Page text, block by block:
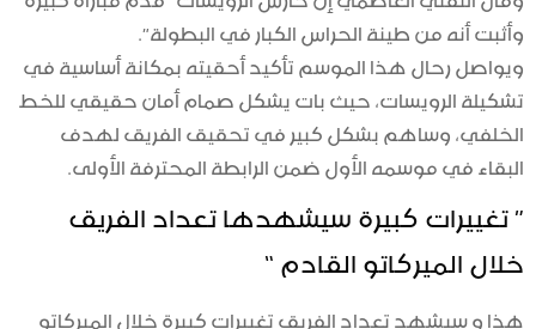
وأثبت أنه من طينة الحراس الكبار في البطولة”.
ويواصل رحال هذا الموسم تأكيد أحقيته بمكانة أساسية في
تشكيلة الرويسات، حيث بات يشكل صمام أمان حقيقي للخط
الخلفي، وساهم بشكل كبير في تحقيق الفريق لهدف
البقاء في موسمه الأول ضمن الرابطة المحترفة الأولى.
” تغييرات كبيرة سيشهدها تعداد الفريق
خلال الميركاتو القادم “
هذا و سيشهد تعداد الفريق تغييرات كبيرة خلال الميركاتو